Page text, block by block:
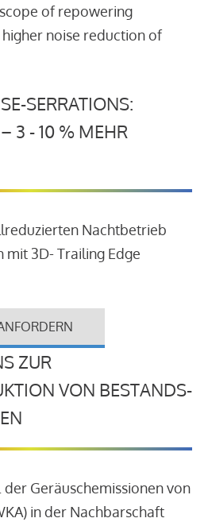
of repowering
noise reduction of
SERRATIONS:
3 - 10 % MEHR
Nachtbetrieb
3D- Trailing Edge
ZUR
VON BESTANDS-
Geräuschemissionen von
in der Nachbarschaft